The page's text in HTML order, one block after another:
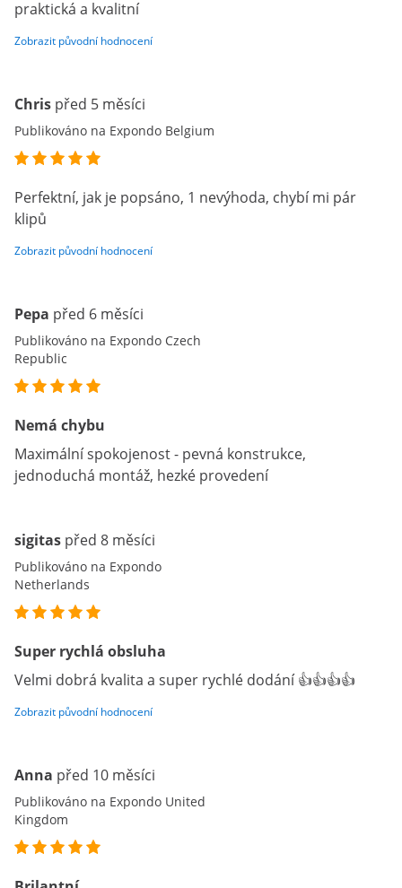
praktická a kvalitní
Zobrazit původní hodnocení
Chris před 5 měsíci
Publikováno na Expondo Belgium
Perfektní, jak je popsáno, 1 nevýhoda, chybí mi pár
klipů
Zobrazit původní hodnocení
Pepa před 6 měsíci
Publikováno na Expondo Czech
Republic
Nemá chybu
Maximální spokojenost - pevná konstrukce,
jednoduchá montáž, hezké provedení
sigitas před 8 měsíci
Publikováno na Expondo
Netherlands
Super rychlá obsluha
Velmi dobrá kvalita a super rychlé dodání 👍👍👍👍
Zobrazit původní hodnocení
Anna před 10 měsíci
Publikováno na Expondo United
Kingdom